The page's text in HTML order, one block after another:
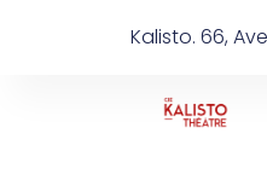
Kalisto. 66,